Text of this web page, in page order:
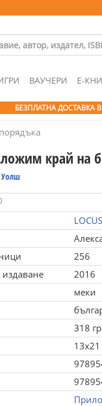
ВАУЧЕРИ Е-
БЕЗПЛАТНА ДОСТАВКА
край на
LOCUS
256
2016
меки
318
13x21